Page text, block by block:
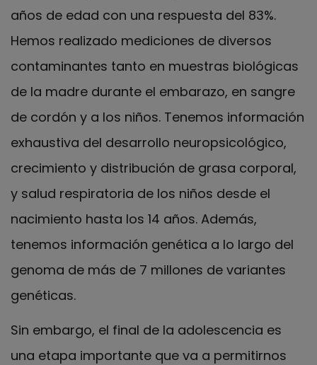
años de edad con una respuesta del 83%.
Hemos realizado mediciones de diversos
contaminantes tanto en muestras biológicas
de la madre durante el embarazo, en sangre
de cordón y a los niños. Tenemos información
exhaustiva del desarrollo neuropsicológico,
crecimiento y distribución de grasa corporal,
y salud respiratoria de los niños desde el
nacimiento hasta los 14 años. Además,
tenemos información genética a lo largo del
genoma de más de 7 millones de variantes
genéticas.
Sin embargo, el final de la adolescencia es
una etapa importante que va a permitirnos